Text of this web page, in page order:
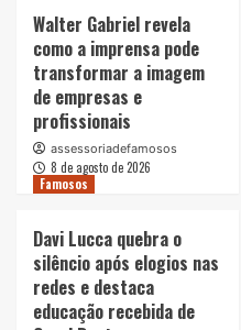
Walter Gabriel revela
como a imprensa pode
transformar a imagem
de empresas e
profissionais
assessoriadefamosos
8 de agosto de 2026
Famosos
Davi Lucca quebra o
silêncio após elogios nas
redes e destaca
educação recebida de